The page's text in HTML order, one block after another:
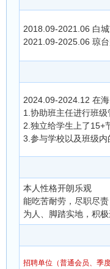
2018.09-2021.06 白
2021.09-2025.06 琼
2024.09-2024.12 在
1.协助班主任进行班
2.独立给学生上了15+
3.参与学校以及班级
本人性格开朗乐观
能吃苦耐劳，尽职尽
为人、脚踏实地，积
招聘单位（普通会员、季